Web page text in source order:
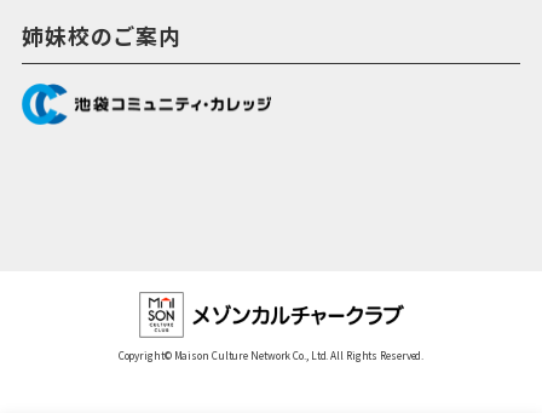
姉妹校のご案内
Copyright© Maison Culture Network Co., Ltd. All Rights Reserved.